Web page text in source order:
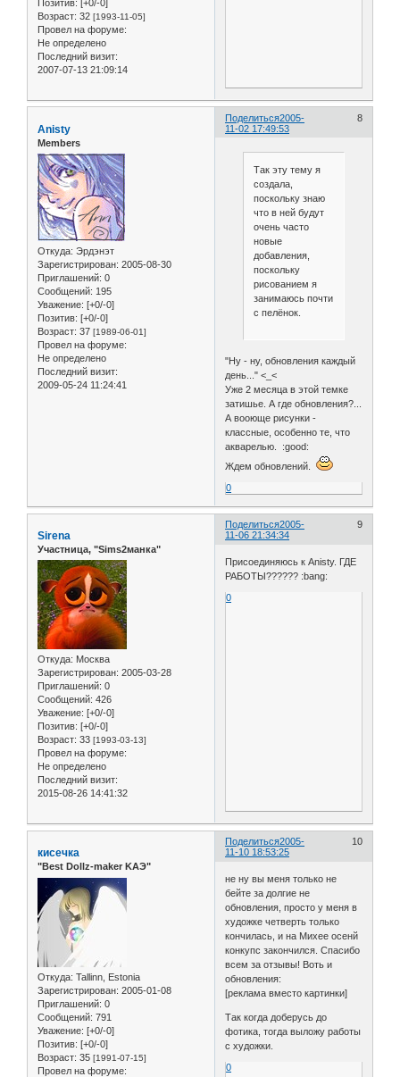
Позитив: [+0/-0]
Возраст: 32 [1993-11-05]
Провел на форуме:
Не определено
Последний визит:
2007-07-13 21:09:14
Поделиться 8
2005-
11-02 17:49:53
Anisty
Members
Откуда: Эрдэнэт
Зарегистрирован: 2005-08-30
Приглашений: 0
Сообщений: 195
Уважение: [+0/-0]
Позитив: [+0/-0]
Возраст: 37 [1989-06-01]
Провел на форуме:
Не определено
Последний визит:
2009-05-24 11:24:41
Так эту тему я
создала,
поскольку знаю
что в ней будут
очень часто
новые
добавления,
поскольку
рисованием я
занимаюсь почти
с пелёнок.
"Ну - ну, обновления каждый
день..." <_<
Уже 2 месяца в этой темке
затишье. А где обновления?...
А вооюще рисунки -
классные, особенно те, что
акварелью. :good:
Ждем обновлений.
0
Поделиться 9
2005-
11-06 21:34:34
Sirena
Участница, "Sims2манка"
Откуда: Москва
Зарегистрирован: 2005-03-28
Приглашений: 0
Сообщений: 426
Уважение: [+0/-0]
Позитив: [+0/-0]
Возраст: 33 [1993-03-13]
Провел на форуме:
Не определено
Последний визит:
2015-08-26 14:41:32
Присоединяюсь к Anisty. ГДЕ
РАБОТЫ?????? :bang:
0
Поделиться 10
2005-
11-10 18:53:25
кисечка
"Best Dollz-maker KAЭ"
Откуда: Tallinn, Estonia
Зарегистрирован: 2005-01-08
Приглашений: 0
Сообщений: 791
Уважение: [+0/-0]
Позитив: [+0/-0]
Возраст: 35 [1991-07-15]
Провел на форуме:
не ну вы меня только не
бейте за долгие не
обновления, просто у меня в
художке четверть только
кончилась, и на Михее осенй
конкупс закончился. Спасибо
всем за отзывы! Воть и
обновления:
[реклама вместо картинки]
Так когда доберусь до
фотика, тогда выложу работы
с художки.
0